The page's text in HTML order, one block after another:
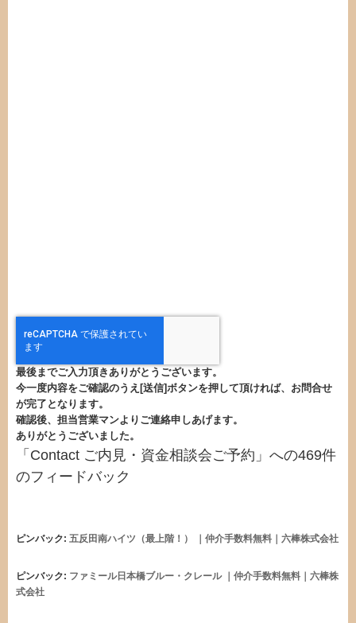
最後までご入力頂きありがとうございます。
今一度内容をご確認のうえ[送信]ボタンを押して頂ければ、お問合せ
が完了となります。
確認後、担当営業マンよりご連絡申しあげます。
ありがとうございました。
「 Contact ご内見・資金相談会ご予約 」への469件
のフィードバック
ピンバック: 五反田南ハイツ（最上階！） ｜仲介手数料無料｜六棒株式会社
ピンバック: ファミール日本橋ブルー・クレール ｜仲介手数料無料｜六棒株
式会社